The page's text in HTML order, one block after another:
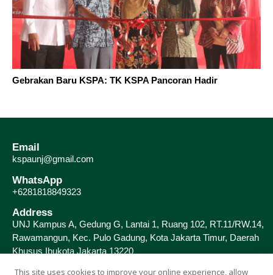
Gebrakan Baru KSPA: TK KSPA Pancoran Hadir
Email
kspaunj@gmail.com
WhatsApp
+6281818849323
Address
UNJ Kampus A, Gedung G, Lantai 1, Ruang 102, RT.11/RW.14,
Rawamangun, Kec. Pulo Gadung, Kota Jakarta Timur, Daerah
Khusus Ibukota Jakarta 13220
This site uses cookies to improve your online experience, allow